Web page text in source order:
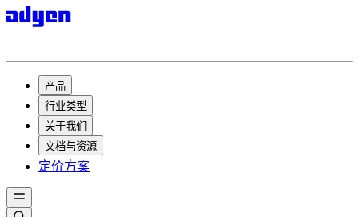
产品
行业类型
关于我们
文档与资源
定价方案